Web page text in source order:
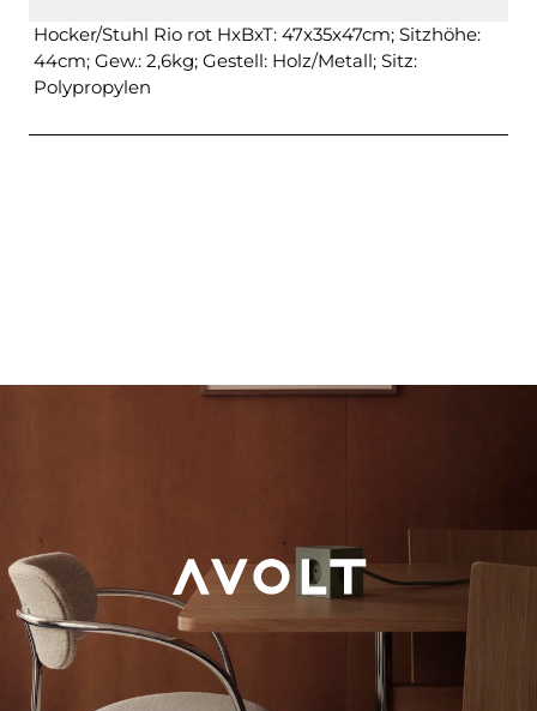
Hocker/Stuhl Rio rot HxBxT: 47x35x47cm; Sitzhöhe:
44cm; Gew.: 2,6kg; Gestell: Holz/Metall; Sitz:
Polypropylen